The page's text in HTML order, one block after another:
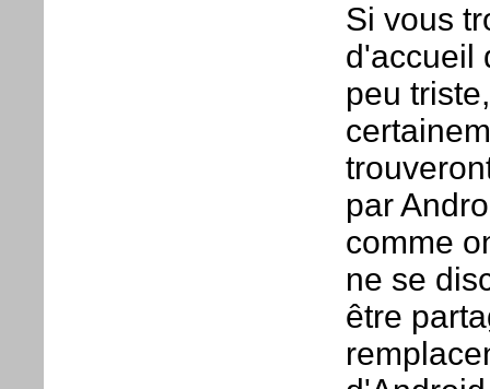
Si vous
d'accueil
peu
par
comme
ne se
être